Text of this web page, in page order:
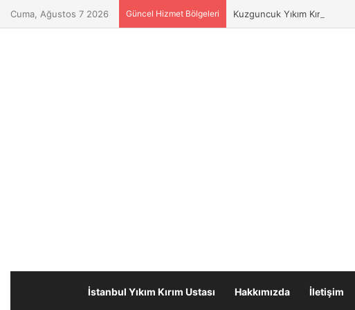
Cuma, Ağustos 7 2026 Güncel Hizmet Bölgeleri Kuzguncuk Yıkım Kırım
İstanbul Yıkım Kırım Ustası Hakkımızda İletişim